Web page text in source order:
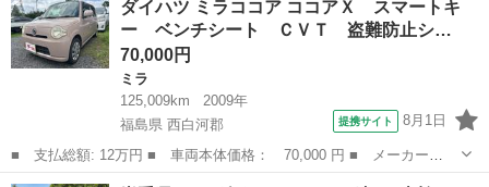
なしと伺っております） ・走行、シフト、ブレーキなど基本動作確認
済み ・エアコン、パ...
ダイハツ ミラココア ココアＸ スマートキ
ー ベンチシート ＣＶＴ 盗難防止シ…
70,000円
ミラ
125,009km
2009年
福島県 西白河郡
提携サイト 8月1日
■ 支払総額: 12万円 ■ 車両本体価格： 70,000 円 ■ メーカー
名： ダイハツ ■ 車種名： ミラココア ■ グレード名： ココア
福島 西白河郡 ミラ